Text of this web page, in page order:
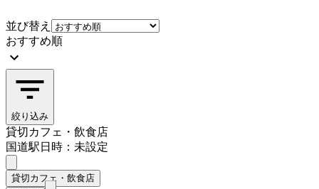
並び替え
おすすめ順
絞り込み
貸切カフェ・飲食店
国道駅日時：未設定
貸切カフェ・飲食店